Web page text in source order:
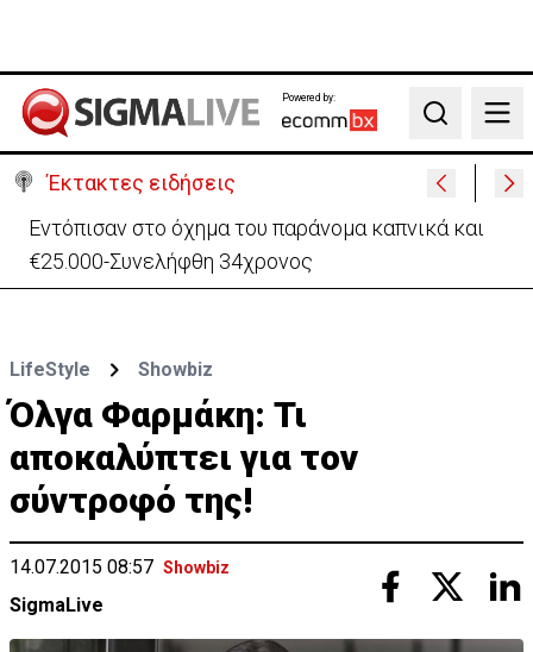
Powered by:
Search
Έκτακτες ειδήσεις
Μαλαισία: Πανικός σε πτήση – Επιχείρησε να
ανοίξει την έξοδο κυνδίνου (ΒΙΝΤΕΟ)
LifeStyle Showbiz
Όλγα Φαρμάκη: Τι
αποκαλύπτει για τον
σύντροφό της!
14.07.2015 08:57 Showbiz
SigmaLive